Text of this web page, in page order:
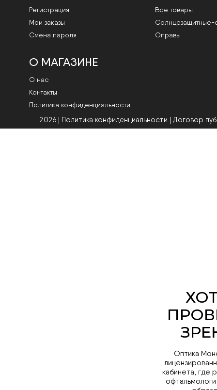
Регистрация
Мои заказы
Смена пароля
Все товары
Cолнцезащитные-
Оправы
О МАГАЗИНЕ
О нас
Контакты
Политика конфиденциальности
2026 | Политика конфиденциальности | Договор
Оптика
кабинета, где